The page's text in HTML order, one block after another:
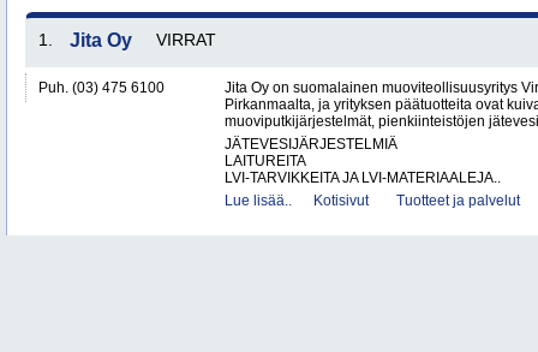
1. Jita Oy VIRRAT
Puh. (03) 475 6100
Jita Oy on suomalainen muoviteollisuusyritys
Pirkanmaalta, ja yrityksen päätuotteita ovat
muoviputkijärjestelmät, pienkiinteistöjen
JÄTEVESIJÄRJESTELMIÄ
LAITUREITA
LVI-TARVIKKEITA JA LVI-MATERIAALEJA..
Lue lisää..
Kotisivut Tuotteet ja palvelut